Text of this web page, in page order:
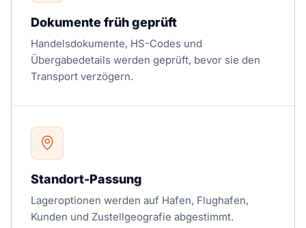
Dokumente früh geprüft
Handelsdokumente, HS-Codes und
Übergabedetails werden geprüft, bevor sie den
Transport verzögern.
Standort-Passung
Lageroptionen werden auf Hafen, Flughafen,
Kunden und Zustellgeografie abgestimmt.